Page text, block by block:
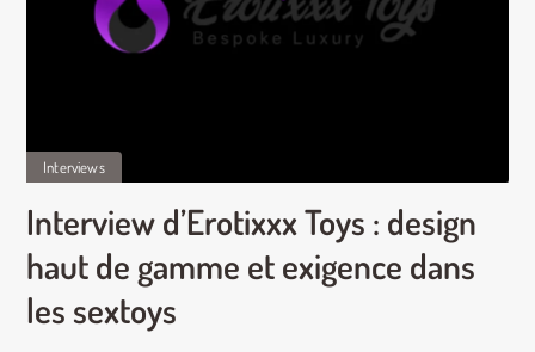
Interviews
Interview d’Erotixxx Toys : design
haut de gamme et exigence dans
les sextoys